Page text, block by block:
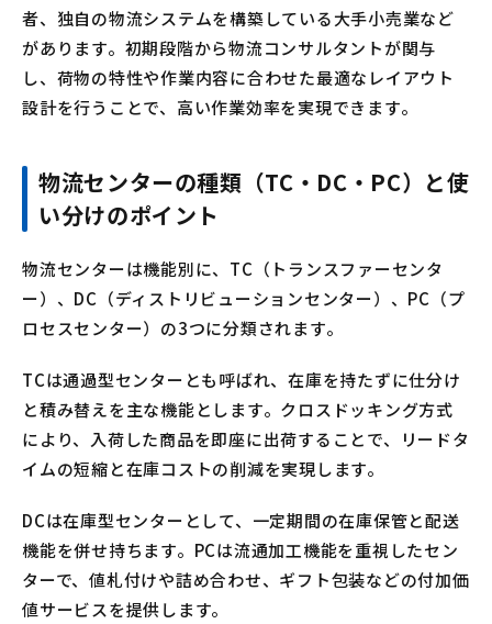
者、独自の物流システムを構築している大手小売業など
があります。初期段階から物流コンサルタントが関与
し、荷物の特性や作業内容に合わせた最適なレイアウト
設計を行うことで、高い作業効率を実現できます。
物流センターの種類（TC・DC・PC）と使
い分けのポイント
物流センターは機能別に、TC（トランスファーセンタ
ー）、DC（ディストリビューションセンター）、PC（プ
ロセスセンター）の3つに分類されます。
TCは通過型センターとも呼ばれ、在庫を持たずに仕分け
と積み替えを主な機能とします。クロスドッキング方式
により、入荷した商品を即座に出荷することで、リードタ
イムの短縮と在庫コストの削減を実現します。
DCは在庫型センターとして、一定期間の在庫保管と配送
機能を併せ持ちます。PCは流通加工機能を重視したセン
ターで、値札付けや詰め合わせ、ギフト包装などの付加価
値サービスを提供します。